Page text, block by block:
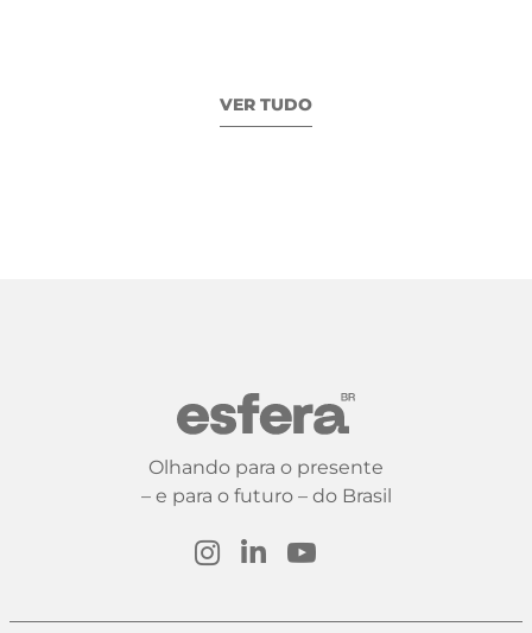
VER TUDO
Olhando para o presente
– e para o futuro – do Brasil